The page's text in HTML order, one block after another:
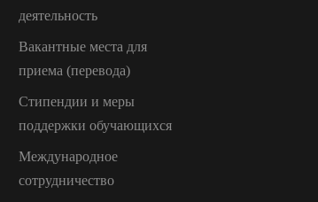
деятельность
Вакантные места для
приема (перевода)
Стипендии и меры
поддержки обучающихся
Международное
сотрудничество